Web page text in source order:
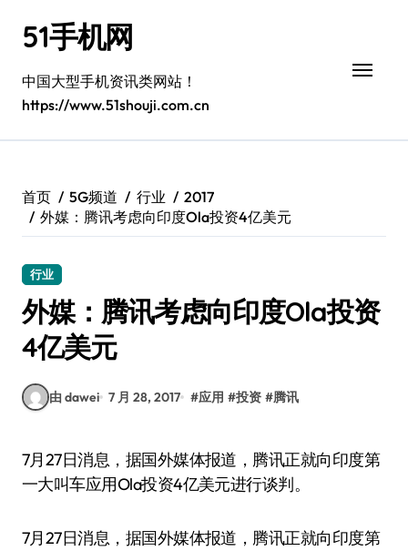
51手机网
中国大型手机资讯类网站！
https://www.51shouji.com.cn
首页 5G频道 行业
2017
外媒：腾讯考虑向印度Ola投资4亿美元
行业
外媒：腾讯考虑向印度Ola投资
4亿美元
由 dawei 7 月 28, 2017 #应用 #投资 #腾讯
7月27日消息，据国外媒体报道，腾讯正就向印度第
一大叫车应用Ola投资4亿美元进行谈判。
7月27日消息，据国外媒体报道，腾讯正就向印度第